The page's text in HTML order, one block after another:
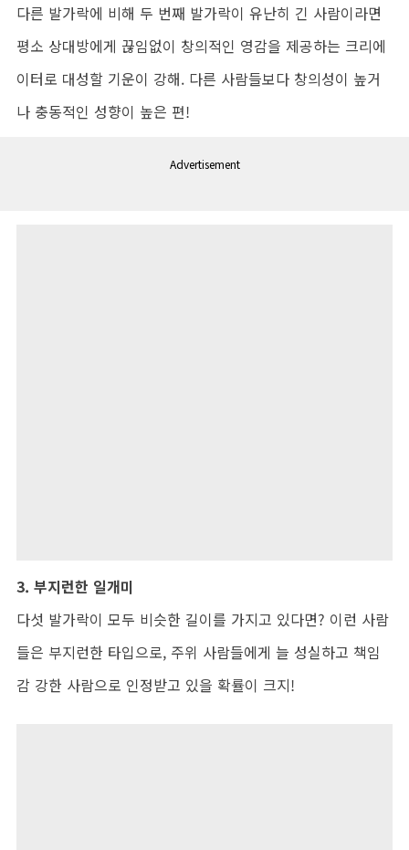
다른 발가락에 비해 두 번째 발가락이 유난히 긴 사람이라면
평소 상대방에게 끊임없이 창의적인 영감을 제공하는 크리에
이터로 대성할 기운이 강해. 다른 사람들보다 창의성이 높거
나 충동적인 성향이 높은 편!
Advertisement
3. 부지런한 일개미
다섯 발가락이 모두 비슷한 길이를 가지고 있다면? 이런 사람
들은 부지런한 타입으로, 주위 사람들에게 늘 성실하고 책임
감 강한 사람으로 인정받고 있을 확률이 크지!